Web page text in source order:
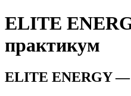
ELITE
практикум
ELITE ENERGY